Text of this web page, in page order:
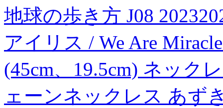
地球の歩き方 J08
アイリス / We Are
(45cm、19.5cm) ネック
ェーンネックレス あず